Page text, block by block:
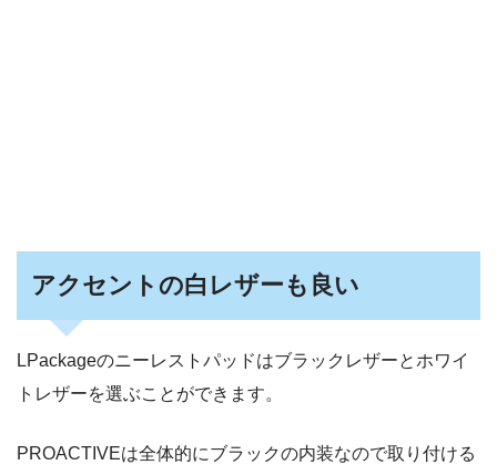
アクセントの白レザーも良い
LPackageのニーレストパッドはブラックレザーとホワイ
トレザーを選ぶことができます。
PROACTIVEは全体的にブラックの内装なので取り付ける